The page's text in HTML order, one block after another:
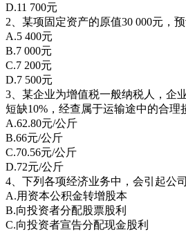
D.11 700元
2、某项固定资产的原值30 000元，
A.5 400元
B.7 000元
C.7 200元
D.7 500元
3、某企业为增值税一般纳税人，企
短缺10%，经查属于运输途中的合
A.62.80元/公斤
B.66元/公斤
C.70.56元/公斤
D.72元/公斤
4、下列各项经济业务中，会引起公
A.用资本公积金转增股本
B.向投资者分配股票股利
C.向投资者宣告分配现金股利